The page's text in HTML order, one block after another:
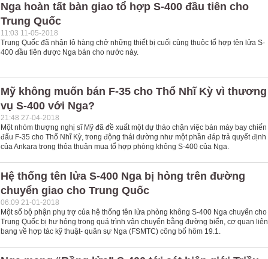
Nga hoàn tất bàn giao tổ hợp S-400 đầu tiên cho
Trung Quốc
11:03 11-05-2018
Trung Quốc đã nhận lô hàng chở những thiết bị cuối cùng thuộc tổ hợp tên lửa S-
400 đầu tiên được Nga bán cho nước này.
Mỹ không muốn bán F-35 cho Thổ Nhĩ Kỳ vì thương
vụ S-400 với Nga?
21:48 27-04-2018
Một nhóm thượng nghị sĩ Mỹ đã đề xuất một dự thảo chặn việc bán máy bay chiến
đấu F-35 cho Thổ Nhĩ Kỳ, trong động thái dường như một phần đáp trả quyết định
của Ankara trong thỏa thuận mua tổ hợp phòng không S-400 của Nga.
Hệ thống tên lửa S-400 Nga bị hỏng trên đường
chuyển giao cho Trung Quốc
06:09 21-01-2018
Một số bộ phận phụ trợ của hệ thống tên lửa phòng không S-400 Nga chuyển cho
Trung Quốc bị hư hỏng trong quá trình vận chuyển bằng đường biển, cơ quan liên
bang về hợp tác kỹ thuật- quân sự Nga (FSMTC) công bố hôm 19.1.